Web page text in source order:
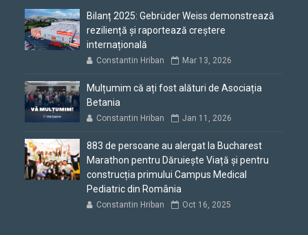
Bilanț 2025: Gebrüder Weiss demonstrează
reziliență și raportează creștere
internațională
Constantin Hriban Mar 13, 2026
Mulțumim că ați fost alături de Asociația
Betania
Constantin Hriban Jan 11, 2026
883 de persoane au alergat la Bucharest
Marathon pentru Dăruiește Viață și pentru
construcția primului Campus Medical
Pediatric din România
Constantin Hriban Oct 16, 2025